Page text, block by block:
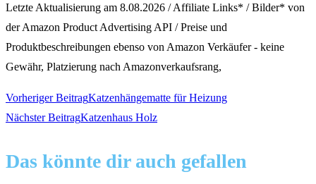
Letzte Aktualisierung am 8.08.2026 / Affiliate Links* / Bilder* von
der Amazon Product Advertising API / Preise und
Produktbeschreibungen ebenso von Amazon Verkäufer - keine
Gewähr, Platzierung nach Amazonverkaufsrang,
Weitere
ansehen
Vorheriger BeitragKatzenhängematte für Heizung
Nächster BeitragKatzenhaus Holz
Das könnte dir auch gefallen